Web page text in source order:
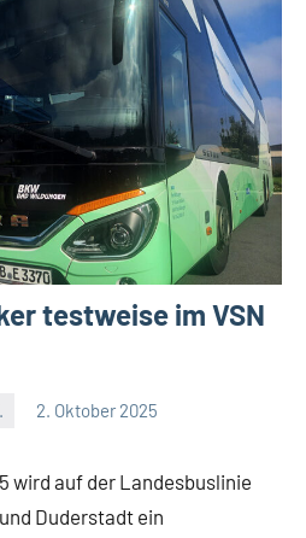
testweise im VSN
2. Oktober 2025
wird auf der Landesbuslinie
Duderstadt ein